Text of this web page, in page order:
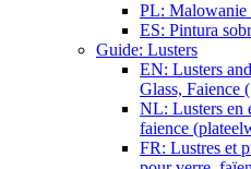
PL: Malowanie
ES: Pintura
Guide: Lusters
EN: Lusters
Glass, Faience (
NL: Lusters en
faience
FR: Lustres et